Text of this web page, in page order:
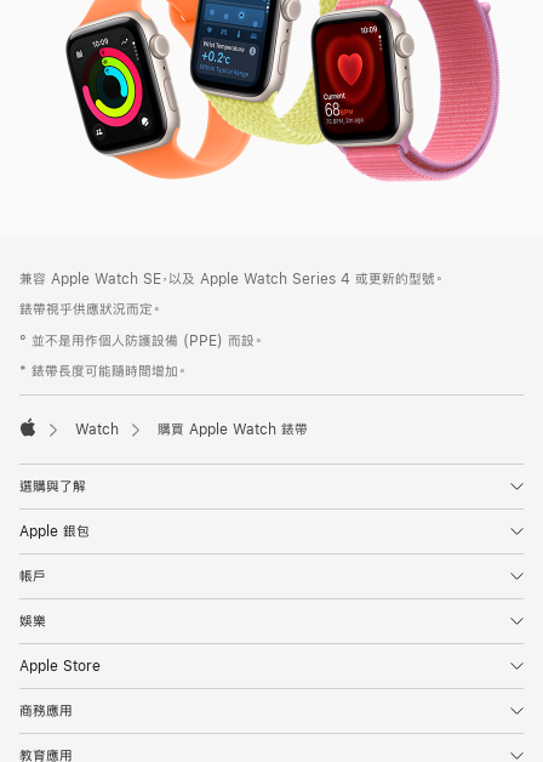
腳
腳
兼容 Apple Watch SE，以及 Apple Watch Series 4 或更新的型號。
錶帶視乎供應狀況而定。
° 並不是用作個人防護設備 (PPE) 而設。
* 錶帶長度可能隨時間增加。
Watch 購買 Apple Watch 錶帶
選購與了解
Apple 銀包
帳戶
娛樂
Apple Store
商務應用
教育應用